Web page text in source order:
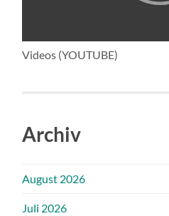
Videos (YOUTUBE)
Archiv
August 2026
Juli 2026